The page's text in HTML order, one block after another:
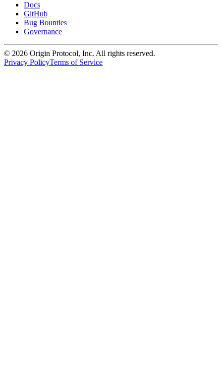
Docs
GitHub
Bug Bounties
Governance
© 2026 Origin Protocol, Inc. All rights reserved.
Privacy PolicyTerms of Service